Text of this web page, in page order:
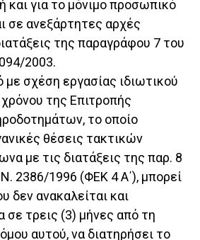
και για το μόνιμο προσωπικό
σε ανεξάρτητες αρχές
της παραγράφου 7 του
2003.
σχέση εργασίας ιδιωτικού
της Επιτροπής
το οποίο
θέσεις τακτικών
με τις διατάξεις της παρ. 8
2386/1996 (ΦΕΚ 4 Α΄), μπορεί
δεν ανακαλείται και
σε τρεις (3) μήνες από τη
αυτού, να διατηρήσει το